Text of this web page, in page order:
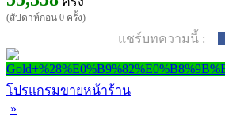
(สัปดาห์ก่อน 0 ครั้ง)
แชร์บทความนี้ :
โปรแกรมขายหน้าร้าน
»